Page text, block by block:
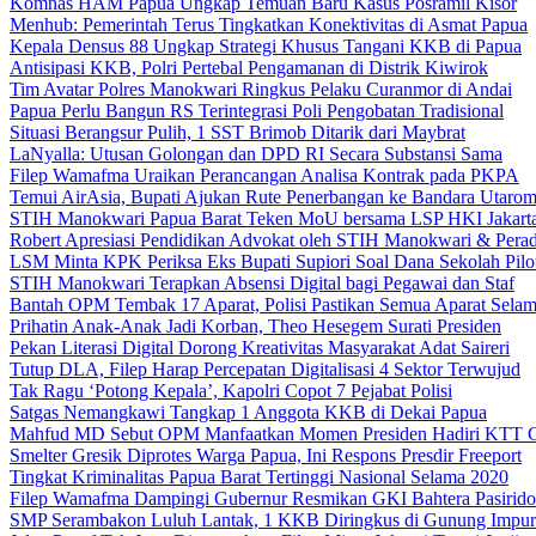
Menhub: Pemerintah Terus Tingkatkan Konektivitas di Asmat Papua
Kepala Densus 88 Ungkap Strategi Khusus Tangani KKB di Papua
Antisipasi KKB, Polri Pertebal Pengamanan di Distrik Kiwirok
Tim Avatar Polres Manokwari Ringkus Pelaku Curanmor di Andai
Papua Perlu Bangun RS Terintegrasi Poli Pengobatan Tradisional
Situasi Berangsur Pulih, 1 SST Brimob Ditarik dari Maybrat
LaNyalla: Utusan Golongan dan DPD RI Secara Substansi Sama
Filep Wamafma Uraikan Perancangan Analisa Kontrak pada PKPA
Temui AirAsia, Bupati Ajukan Rute Penerbangan ke Bandara Utarom
STIH Manokwari Papua Barat Teken MoU bersama LSP HKI
Robert Apresiasi Pendidikan Advokat oleh STIH Manokwari &
LSM Minta KPK Periksa Eks Bupati Supiori Soal Dana Sekolah
STIH Manokwari Terapkan Absensi Digital bagi Pegawai dan Staf
Bantah OPM Tembak 17 Aparat, Polisi Pastikan Semua Aparat
Prihatin Anak-Anak Jadi Korban, Theo Hesegem Surati Presiden
Pekan Literasi Digital Dorong Kreativitas Masyarakat Adat Saireri
Tutup DLA, Filep Harap Percepatan Digitalisasi 4 Sektor Terwujud
Tak Ragu ‘Potong Kepala’, Kapolri Copot 7 Pejabat Polisi
Satgas Nemangkawi Tangkap 1 Anggota KKB di Dekai Papua
Mahfud MD Sebut OPM Manfaatkan Momen Presiden Hadiri KTT
Smelter Gresik Diprotes Warga Papua, Ini Respons Presdir Freeport
Tingkat Kriminalitas Papua Barat Tertinggi Nasional Selama 2020
Filep Wamafma Dampingi Gubernur Resmikan GKI Bahtera Pasirido
SMP Serambakon Luluh Lantak, 1 KKB Diringkus di Gunung